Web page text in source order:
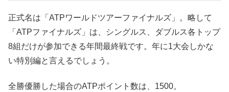
正式名は「ATPワールドツアーファイナルズ」。略して
「ATPファイナルズ」は、シングルス、ダブルス各トップ
8組だけが参加できる年間最終戦です。年に1大会しかな
い特別編と言えるでしょう。
全勝優勝した場合のATPポイント数は、1500。